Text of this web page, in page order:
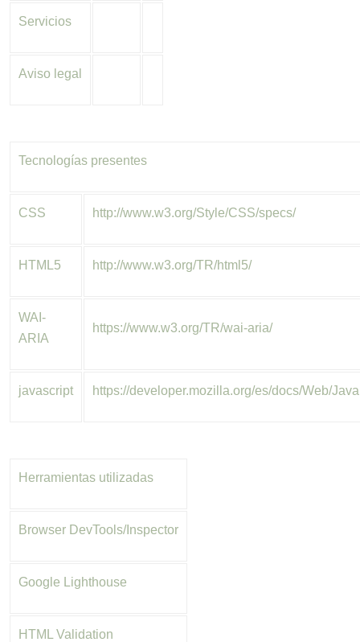
Servicios
Aviso legal
Tecnologías presentes
CSS http://www.w3.org/Style/CSS/specs/
HTML5 http://www.w3.org/TR/html5/
WAI-
ARIA
https://www.w3.org/TR/wai-aria/
javascript https://developer.mozilla.org/es/docs/Web/
Herramientas utilizadas
Browser DevTools/Inspector
Google Lighthouse
HTML Validation